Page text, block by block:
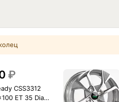
₽
CSS3312
ET 35 Dia